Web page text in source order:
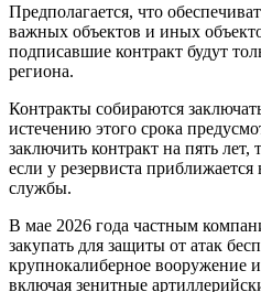
Предполагается, что
важных объектов и иных
подписавшие контракт будут
региона.
Контракты собираются
истечению этого срока
заключить контракт на пять
если у резервиста приближается
службы.
В мае 2026 года частным
закупать для защиты от атак
крупнокалиберное вооружение и
включая зенитные